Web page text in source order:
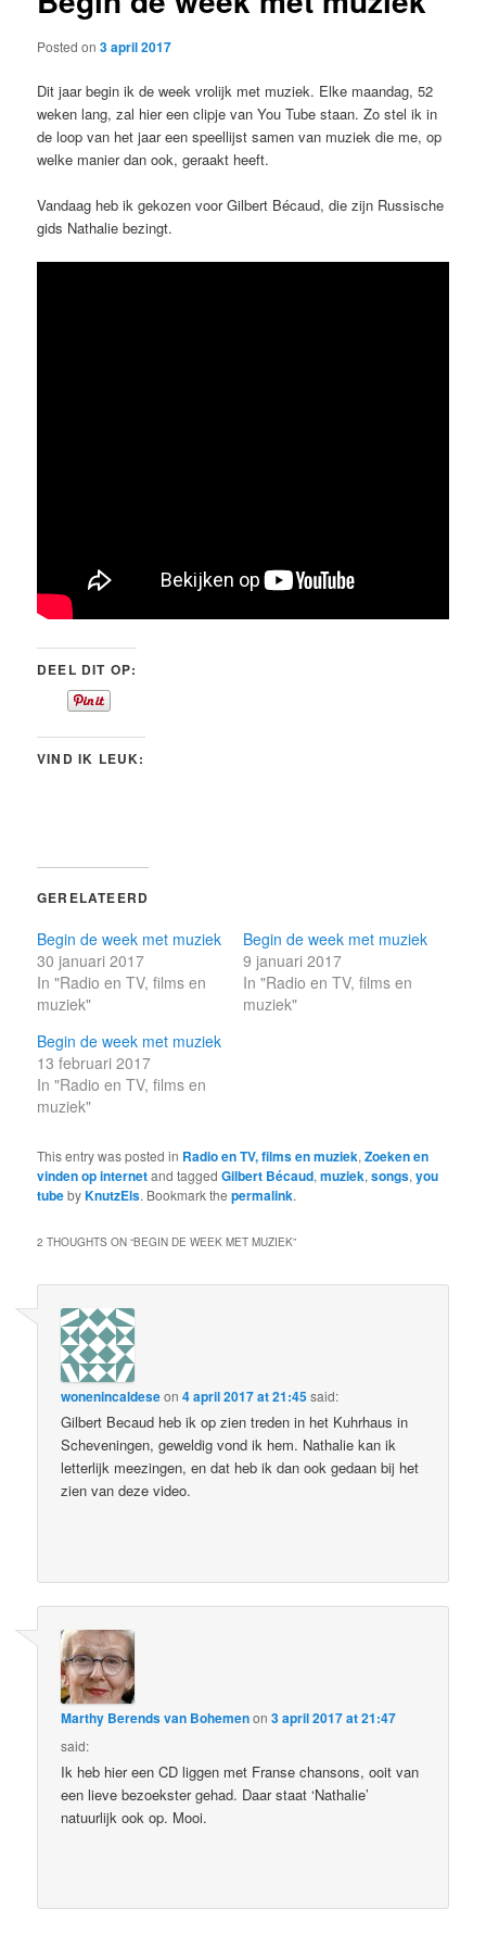
Posted on3 april 2017
Dit jaar begin ik de week vrolijk met muziek. Elke maandag, 52
weken lang, zal hier een clipje van You Tube staan. Zo stel ik in
de loop van het jaar een speellijst samen van muziek die me, op
welke manier dan ook, geraakt heeft.
Vandaag heb ik gekozen voor Gilbert Bécaud, die zijn Russische
gids Nathalie bezingt.
DEEL DIT OP:
VIND IK LEUK:
GERELATEERD
Begin de week met muziek
30 januari 2017
In "Radio en TV, films en
muziek"
Begin de week met muziek
9 januari 2017
In "Radio en TV, films en
muziek"
Begin de week met muziek
13 februari 2017
In "Radio en TV, films en
muziek"
This entry was posted in Radio en TV, films en muziek,Zoeken en
vinden op internetand taggedGilbert Bécaud,muziek,songs,you
tubebyKnutzEls. Bookmark thepermalink.
2 THOUGHTS ON “BEGIN DE WEEK MET MUZIEK”
wonenincaldeseon4 april 2017 at 21:45said:
Gilbert Becaud heb ik op zien treden in het Kuhrhaus in
Scheveningen, geweldig vond ik hem. Nathalie kan ik
letterlijk meezingen, en dat heb ik dan ook gedaan bij het
zien van deze video.
Marthy Berends van Bohemenon3 april 2017 at 21:47
said:
Ik heb hier een CD liggen met Franse chansons, ooit van
een lieve bezoekster gehad. Daar staat ‘Nathalie’
natuurlijk ook op. Mooi.